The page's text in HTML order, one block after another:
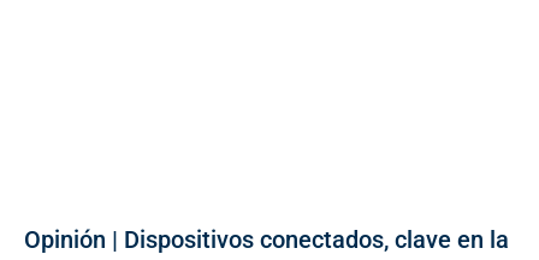
Opinión | Dispositivos conectados, clave en la